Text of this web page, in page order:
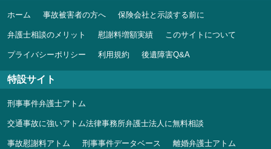
ホーム 事故被害者の方へ 保険会社と示談する前に
弁護士相談のメリット 慰謝料増額実績 このサイトについて
プライバシーポリシー 利用規約 後遺障害Q&A
特設サイト
刑事事件弁護士アトム
交通事故に強いアトム法律事務所弁護士法人に無料相談
事故慰謝料アトム 刑事事件データベース 離婚弁護士アトム